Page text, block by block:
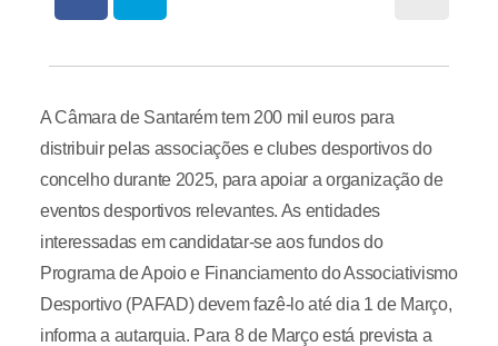
A Câmara de Santarém tem 200 mil euros para
distribuir pelas associações e clubes desportivos do
concelho durante 2025, para apoiar a organização de
eventos desportivos relevantes. As entidades
interessadas em candidatar-se aos fundos do
Programa de Apoio e Financiamento do Associativismo
Desportivo (PAFAD) devem fazê-lo até dia 1 de Março,
informa a autarquia. Para 8 de Março está prevista a